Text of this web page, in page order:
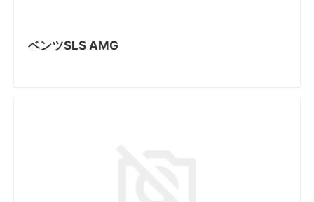
ベンツSLS AMG